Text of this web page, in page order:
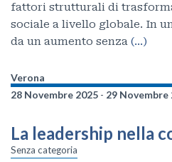
fattori strutturali di
sociale a livello globale. In
da un aumento senza (…)
Verona
28 Novembre 2025 - 29 Novembre
La leadership nella
Senza categoria